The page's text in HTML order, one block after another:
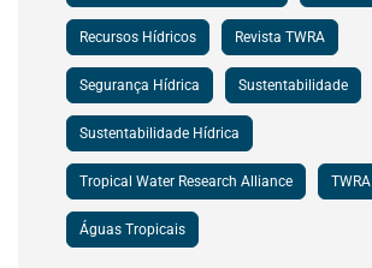
Recursos Hídricos Revista TWRA
Segurança Hídrica Sustentabilidade
Sustentabilidade Hídrica
Tropical Water Research Alliance TWRA
Águas Tropicais